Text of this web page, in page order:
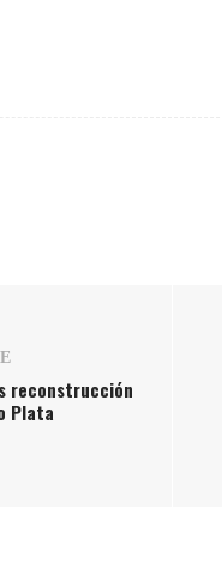
reconstrucción
Plata